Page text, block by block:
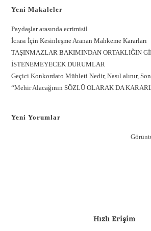
Yeni Makaleler
Paydaşlar arasında ecrimisil
İcrası İçin Kesinleşme Aranan Mahkeme Kararları
TAŞINMAZLAR BAKIMINDAN ORTAKLIĞIN
İSTENEMEYECEK DURUMLAR
Geçici Konkordato Mühleti Nedir, Nasıl alınır,
“Mehir Alacağının SÖZLÜ OLARAK DA
Yeni Yorumlar
Hızlı Erişim